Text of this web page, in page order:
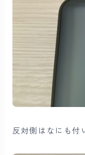
反対側はなにも付